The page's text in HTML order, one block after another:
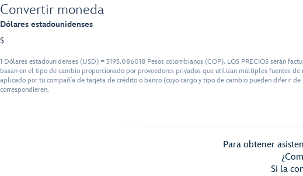
Convertir moneda
Dólares estadounidenses
$
1 Dólares estadounidenses (USD) = 3193.086018 Pesos colombianos (COP). LOS PRECIOS serán
basan en el tipo de cambio proporcionado por proveedores privados que utilizan múltiples fuentes
aplicado por tu compañía de tarjeta de crédito o banco (cuyo cargo y tipo de cambio pueden diferir
correspondieren.
Para obtener
Si la